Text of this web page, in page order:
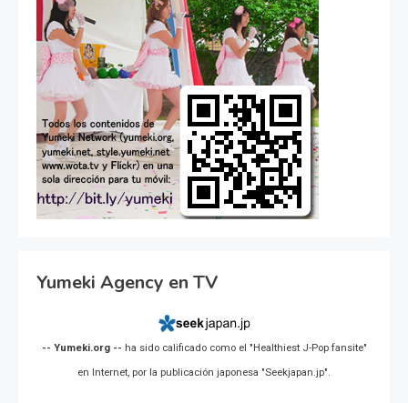
Yumeki Agency en TV
-- Yumeki.org -- ha sido calificado como el "Healthiest J-Pop fansite"
en Internet, por la publicación japonesa "Seekjapan.jp".